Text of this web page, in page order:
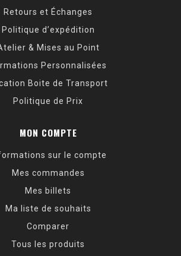
Retours et Échanges
Politique d’expédition
& Mises au Point
Personnalisées
Boite de Transport
Politique de Prix
MON COMPTE
sur le compte
Mes commandes
Mes billets
Ma liste de souhaits
Comparer
Tous les produits